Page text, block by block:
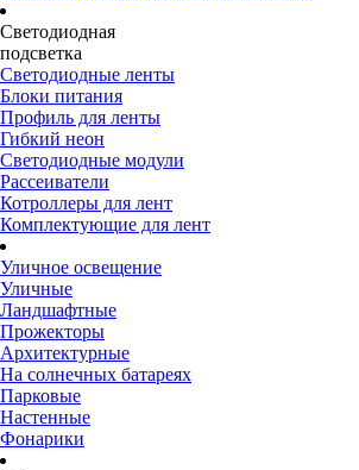
Светодиодная
подсветка
Светодиодные ленты
Блоки питания
Профиль для ленты
Гибкий неон
Светодиодные модули
Рассеиватели
Котроллеры для лент
Комплектующие для лент
Уличное освещение
Уличные
Ландшафтные
Прожекторы
Архитектурные
На солнечных батареях
Парковые
Настенные
Фонарики